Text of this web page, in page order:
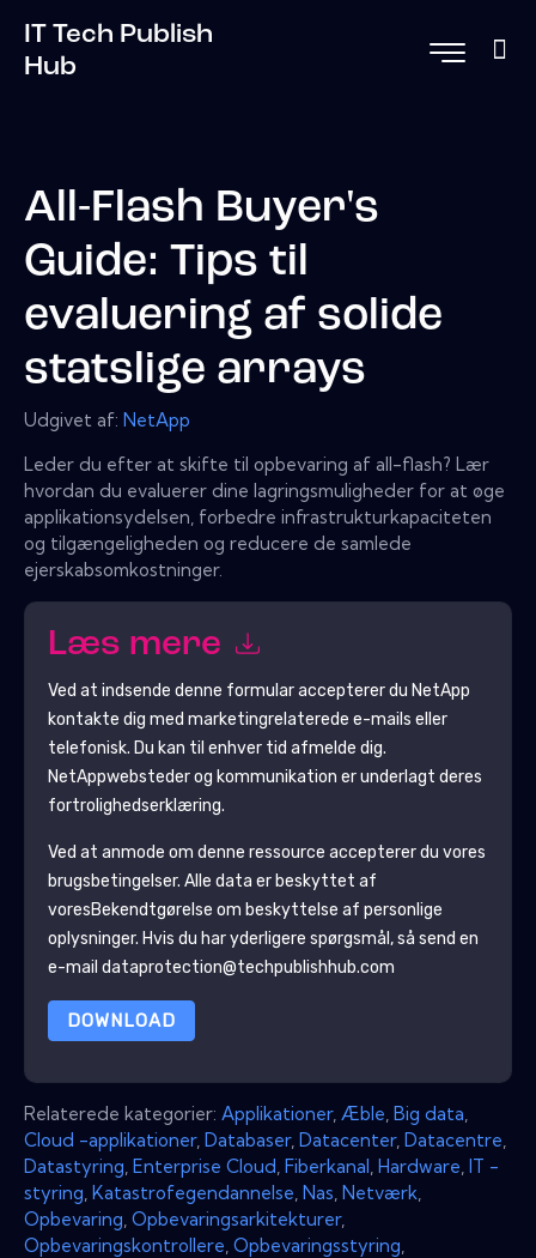
IT Tech Publish
Hub
All-Flash Buyer's
Guide: Tips til
evaluering af solide
statslige arrays
Udgivet af: NetApp
Leder du efter at skifte til opbevaring af all-flash? Lær
hvordan du evaluerer dine lagringsmuligheder for at øge
applikationsydelsen, forbedre infrastrukturkapaciteten
og tilgængeligheden og reducere de samlede
ejerskabsomkostninger.
Læs mere
Ved at indsende denne formular accepterer du NetApp
kontakte dig med marketingrelaterede e-mails eller
telefonisk. Du kan til enhver tid afmelde dig.
NetAppwebsteder og kommunikation er underlagt deres
fortrolighedserklæring.
Ved at anmode om denne ressource accepterer du vores
brugsbetingelser. Alle data er beskyttet af
voresBekendtgørelse om beskyttelse af personlige
oplysninger. Hvis du har yderligere spørgsmål, så send en
e-mail dataprotection@techpublishhub.com
DOWNLOAD
Relaterede kategorier: Applikationer, Æble Big data
Cloud -applikationer, Databaser, Datacenter, Datacentre
Datastyring Enterprise Cloud Fiberkanal Hardware IT -
styring Katastrofegendannelse Nas Netværk
Opbevaring Opbevaringsarkitekturer,
Opbevaringskontrollere Opbevaringsstyring